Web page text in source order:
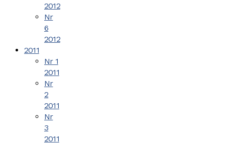
2012
Nr
6
2012
2011
Nr 1
2011
Nr
2
2011
Nr
3
2011